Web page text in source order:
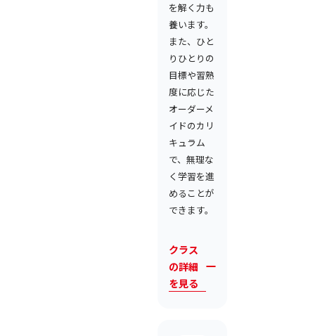
を解く力も
養います。
また、ひと
りひとりの
目標や習熟
度に応じた
オーダーメ
イドのカリ
キュラム
で、無理な
く学習を進
めることが
できます。
クラス
の詳細
を見る